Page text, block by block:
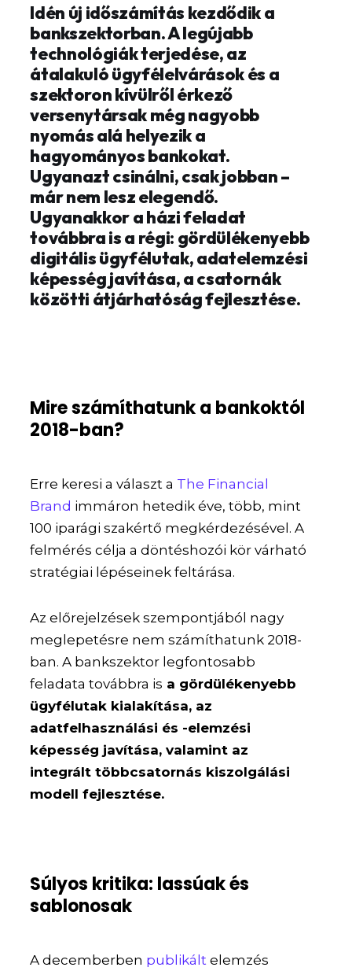
Idén új időszámítás kezdődik a
bankszektorban. A legújabb
technológiák terjedése, az
átalakuló ügyfélelvárások és a
szektoron kívülről érkező
versenytársak még nagyobb
nyomás alá helyezik a
hagyományos bankokat.
Ugyanazt csinálni, csak jobban –
már nem lesz elegendő.
Ugyanakkor a házi feladat
továbbra is a régi: gördülékenyebb
digitális ügyfélutak, adatelemzési
képesség javítása, a csatornák
közötti átjárhatóság fejlesztése.
Mire számíthatunk a bankoktól
2018-ban?
Erre keresi a választ a The Financial
Brand immáron hetedik éve, több, mint
100 iparági szakértő megkérdezésével. A
felmérés célja a döntéshozói kör várható
stratégiai lépéseinek feltárása.
Az előrejelzések szempontjából nagy
meglepetésre nem számíthatunk 2018-
ban. A bankszektor legfontosabb
feladata továbbra is a gördülékenyebb
ügyfélutak kialakítása, az
adatfelhasználási és -elemzési
képesség javítása, valamint az
integrált többcsatornás kiszolgálási
modell fejlesztése.
Súlyos kritika: lassúak és
sablonosak
A decemberben publikált elemzés